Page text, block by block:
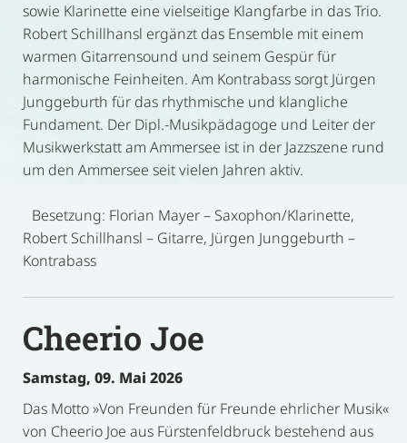
sowie Klarinette eine vielseitige Klangfarbe in das Trio.
Robert Schillhansl ergänzt das Ensemble mit einem
warmen Gitarrensound und seinem Gespür für
harmonische Feinheiten. Am Kontrabass sorgt Jürgen
Junggeburth für das rhythmische und klangliche
Fundament. Der Dipl.-Musikpädagoge und Leiter der
Musikwerkstatt am Ammersee ist in der Jazzszene rund
um den Ammersee seit vielen Jahren aktiv.
Besetzung: Florian Mayer – Saxophon/Klarinette,
Robert Schillhansl – Gitarre, Jürgen Junggeburth –
Kontrabass
Cheerio Joe
Samstag, 09. Mai 2026
Das Motto »Von Freunden für Freunde ehrlicher Musik«
von Cheerio Joe aus Fürstenfeldbruck bestehend aus